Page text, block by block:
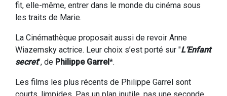
fit, elle-même, entrer dans le monde du cinéma sous
les traits de Marie.
La Cinémathèque proposait aussi de revoir Anne
Wiazemsky actrice. Leur choix s’est porté sur "L’Enfant
secret", de Philippe Garrel*.
Les films les plus récents de Philippe Garrel sont